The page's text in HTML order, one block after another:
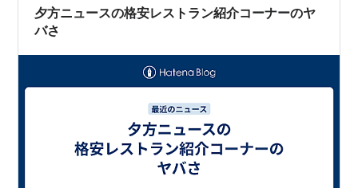
明性があるかと言えばない。でも小学校の頃勉強したと
思います。三権分立かな？『報道は第四の権力機…
夕方ニュースの格安レストラン紹介コーナーのヤ
バさ